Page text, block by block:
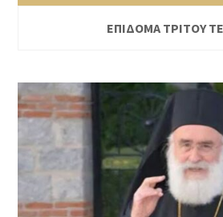
ΕΠΙΔΟΜΑ ΤΡΙΤΟΥ